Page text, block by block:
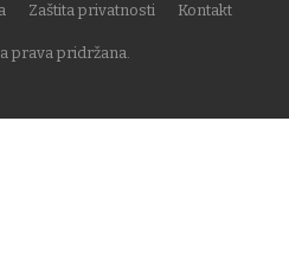
prava pridržana.
Zaštita privatnosti
Kontakt